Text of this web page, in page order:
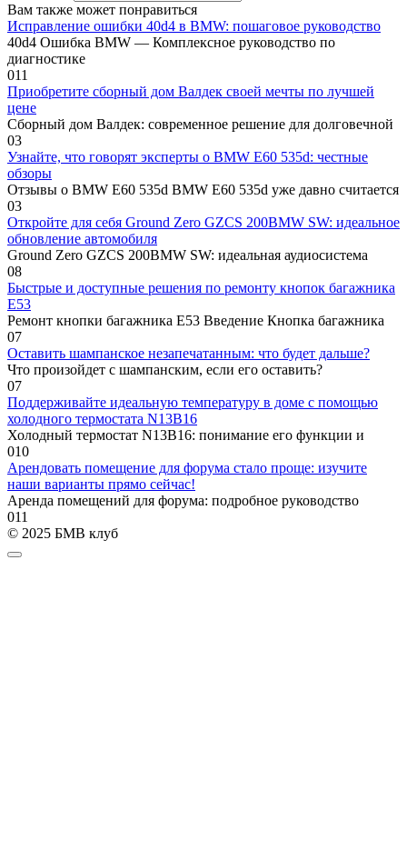
Вам также может понравиться
Исправление ошибки 40d4 в BMW: пошаговое руководство
40d4 Ошибка BMW — Комплексное руководство по
диагностике
011
Приобретите сборный дом Валдек своей мечты по лучшей
цене
Сборный дом Валдек: современное решение для долговечной
03
Узнайте, что говорят эксперты о BMW E60 535d: честные
обзоры
Отзывы о BMW E60 535d BMW E60 535d уже давно считается
03
Откройте для себя Ground Zero GZCS 200BMW SW: идеальное
обновление автомобиля
Ground Zero GZCS 200BMW SW: идеальная аудиосистема
08
Быстрые и доступные решения по ремонту кнопок багажника
E53
Ремонт кнопки багажника E53 Введение Кнопка багажника
07
Оставить шампанское незапечатанным: что будет дальше?
Что произойдет с шампанским, если его оставить?
07
Поддерживайте идеальную температуру в доме с помощью
холодного термостата N13B16
Холодный термостат N13B16: понимание его функции и
010
Арендовать помещение для форума стало проще: изучите
наши варианты прямо сейчас!
Аренда помещений для форума: подробное руководство
011
© 2025 БМВ клуб